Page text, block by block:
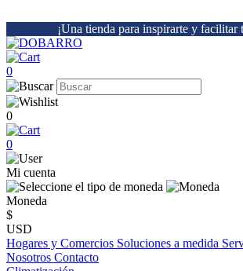
¡Una tienda para inspirarte y facilitar
0
0
0
Mi cuenta
Moneda
$
USD
Hogares y Comercios Soluciones a medida
Nosotros Contacto